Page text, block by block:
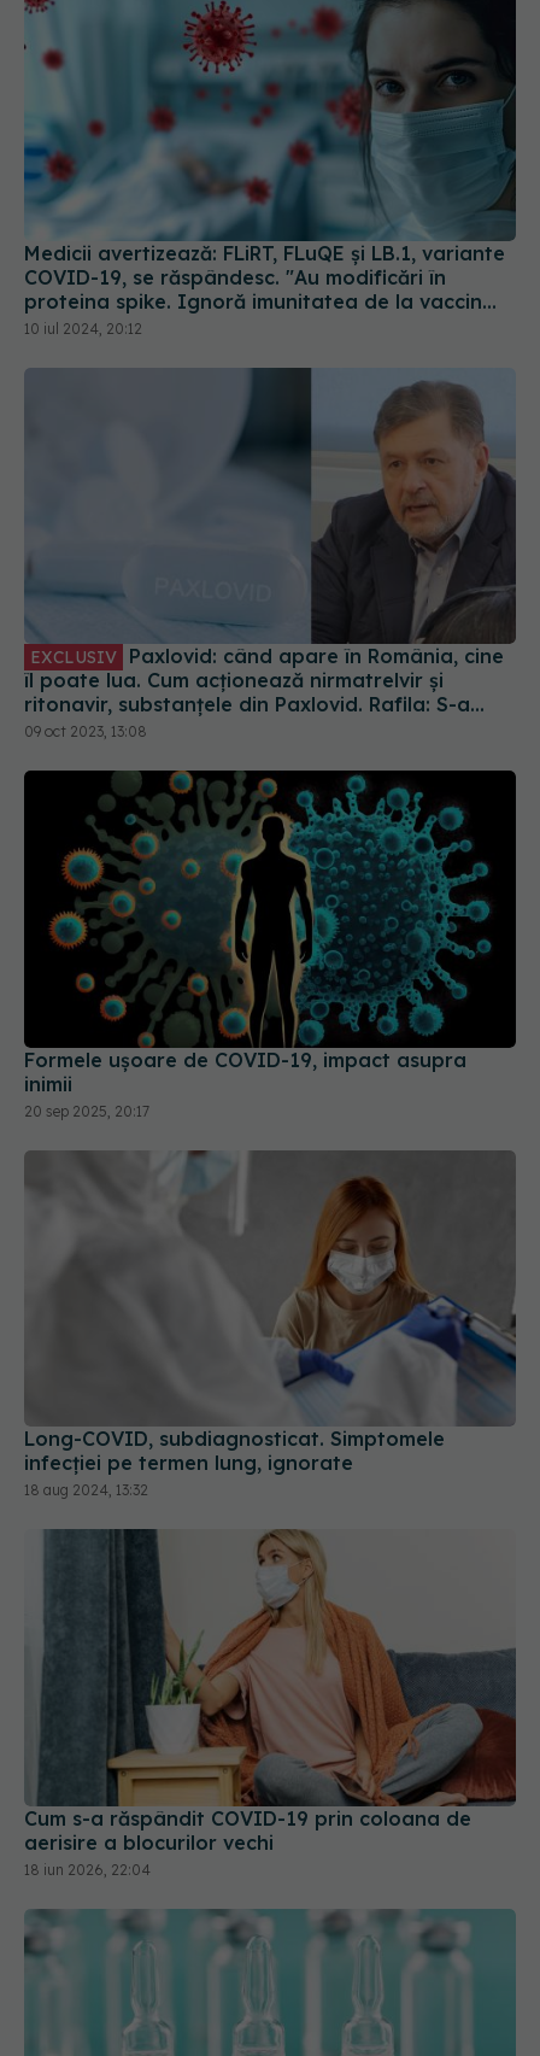
Medicii avertizează: FLiRT, FLuQE și LB.1, variante
COVID-19, se răspândesc. "Au modificări în
proteina spike. Ignoră imunitatea de la vaccin
sau infectarea anterioară
10 iul 2024, 20:12
EXCLUSIV
îl poate lua. Cum acționează nirmatrelvir și
ritonavir, substanțele din Paxlovid. Rafila: S-a
semnat contractul. Va fi disponibil la
09 oct 2023, 13:08
Formele ușoare de COVID-19, impact asupra
inimii
20 sep 2025, 20:17
Long-COVID, subdiagnosticat. Simptomele
infecției pe termen lung, ignorate
18 aug 2024, 13:32
Cum s-a răspândit COVID-19 prin coloana de
aerisire a blocurilor vechi
18 iun 2026, 22:04